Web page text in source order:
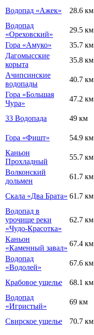
Водопад «Ажек»
28.6 км
Водопад
«Ореховский»
29.5 км
Гора «Амуко»
35.7 км
Дагомысские
корыта
35.8 км
Ачипсинские
водопады
40.7 км
Гора «Большая
Чура»
47.2 км
33 Водопада 49 км
Гора «Фишт»
54.9 км
Каньон
Прохладный
55.7 км
Волконский
дольмен
61.7 км
Скала «Два Брата» 61.7 км
Водопад в
урочище реки
«Чудо-Красотка»
62.7 км
Каньон
«Каменный завал»
67.4 км
Водопад
«Водолей»
67.6 км
Крабовое ущелье
68.1 км
Водопад
«Игристый»
69 км
Свирское ущелье
70.7 км